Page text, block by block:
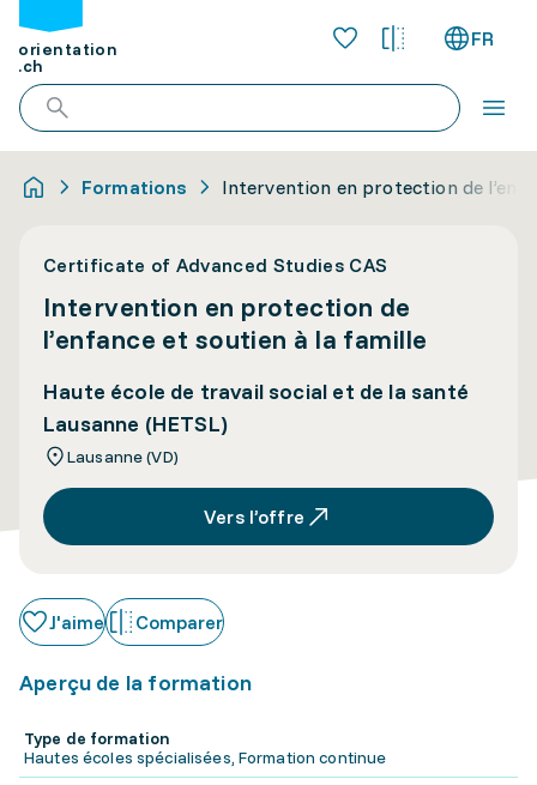
orientation
.ch
FR
Formations Intervention en protection de
Certificate of Advanced Studies CAS
Intervention en protection de
l’enfance et soutien à la famille
Haute école de travail social et de la santé
Lausanne (HETSL)
Lausanne (VD)
Vers l’offre
J'aime Comparer
Aperçu de la formation
Type de formation
Hautes écoles spécialisées, Formation continue